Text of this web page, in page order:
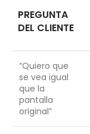
PREGUNTA
DEL CLIENTE
“Quiero que
se vea igual
que la
pantalla
original”